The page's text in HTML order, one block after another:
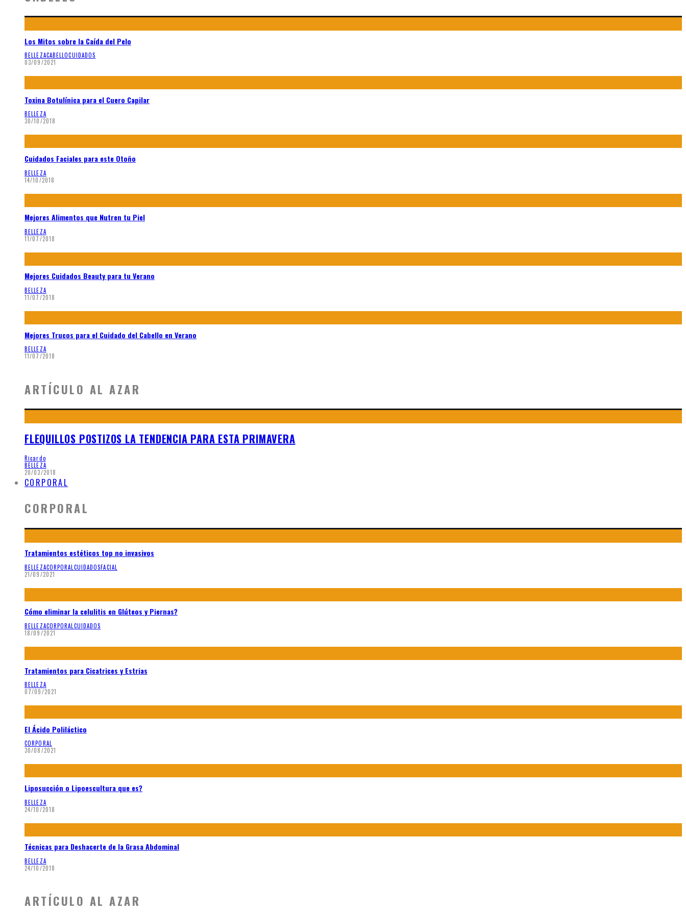
Los Mitos sobre la Caída del Pelo
BELLEZACABELLOCUIDADOS
03/09/2021
Toxina Botulínica para el Cuero Capilar
BELLEZA
30/10/2018
Cuidados Faciales para este Otoño
BELLEZA
14/10/2018
Mejores Alimentos que Nutren tu Piel
BELLEZA
11/07/2018
Mejores Cuidados Beauty para tu Verano
BELLEZA
11/07/2018
Mejores Trucos para el Cuidado del Cabello en Verano
BELLEZA
11/07/2018
ARTÍCULO AL AZAR
FLEQUILLOS POSTIZOS LA TENDENCIA PARA ESTA PRIMAVERA
Ricardo
BELLEZA
20/03/2018
CORPORAL
CORPORAL
Tratamientos estéticos top no invasivos
BELLEZACORPORAL CUIDADOSFACIAL
21/09/2021
Cómo eliminar la celulitis en Glúteos y Piernas?
BELLEZACORPORAL CUIDADOS
18/09/2021
Tratamientos para Cicatrices y Estrias
BELLEZA
07/09/2021
El Ácido Poliláctico
CORPORAL
30/08/2021
Liposucción o Lipoescultura que es?
BELLEZA
24/10/2018
Técnicas para Deshacerte de la Grasa Abdominal
BELLEZA
24/10/2018
ARTÍCULO AL AZAR